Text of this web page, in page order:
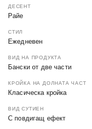
ДЕСЕНТ
Райе
СТИЛ
Ежедневен
ВИД НА ПРОДУКТА
Бански от две части
КРОЙКА НА ДОЛНАТА ЧАСТ
Класическа кройка
ВИД СУТИЕН
С повдигащ ефект